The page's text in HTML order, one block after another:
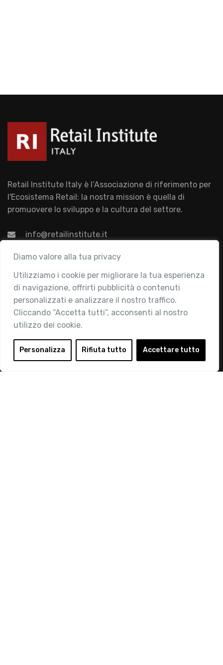
Diamo valore alla tua privacy
Utilizziamo i cookie per migliorare la tua esperienza
di navigazione, offrirti pubblicità o contenuti
personalizzati e analizzare il nostro traffico.
Cliccando “Accetta tutti”, acconsenti al nostro
utilizzo dei cookie.
Personalizza Rifiuta tutto Accettare tutto
Retail Institute Italy è l’Associazione di riferimento per
l'Ecosistema Retail: la nostra mission è quella di
promuovere lo sviluppo e la cultura del settore.
info@retailinstitute.it
Associazione
Chi siamo
Attività
Contatti
Area Riservata
Login
Diventa Socio